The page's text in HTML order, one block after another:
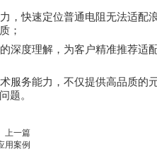
，快速定位普通电阻无法适配
；
深度理解，为客户精准推荐适
服务能力，不仅提供高品质的
题。
上一篇
用案例